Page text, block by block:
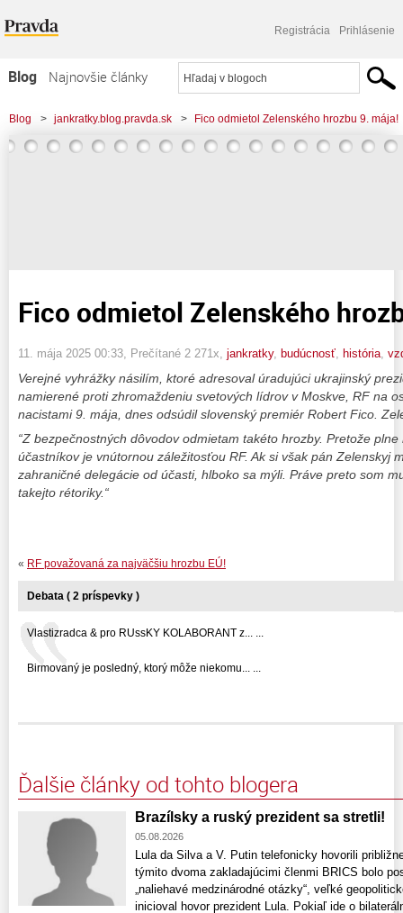
Registrácia Prihlásenie
Blog
Najnovšie články
Najčítanejšie články
Najkomentovanejšie články
Blog > jankratky.blog.pravda.sk > Fico odmietol Zelenského hrozbu 9. mája!
Fico odmietol Zelenského
11. mája 2025 00:33 , Prečítané 2 271x, jankratky, budúcnosť história
Verejné vyhrážky násilím, ktoré adresoval úradujúci ukrajinský
namierené proti zhromaždeniu svetových lídrov v Moskve, RF na
nacistami 9. mája, dnes odsúdil slovenský premiér Robert Fico.
“Z bezpečnostných dôvodov odmietam takéto hrozby. Pretože
účastníkov je vnútornou záležitosťou RF. Ak si však pán Zelenskyj
zahraničné delegácie od účasti, hlboko sa mýli. Práve preto som
takejto rétoriky.“
« RF považovaná za najväčšiu hrozbu EÚ!
Debata ( 2 príspevky )
Vlastizradca & pro RUssKY KOLABORANT z... ...
Birmovaný je posledný, ktorý môže niekomu... ...
Ďalšie články od tohto blogera
Brazílsky a ruský prezident sa stretli!
05.08.2026
Lula da Silva a V. Putin telefonicky hovorili
týmito dvoma zakladajúcimi členmi BRICS bolo
„naliehavé medzinárodné otázky“, veľké
inicioval hovor prezident Lula. Pokiaľ ide o